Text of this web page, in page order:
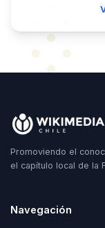
Promoviendo el
el capítulo local de la
Navegación